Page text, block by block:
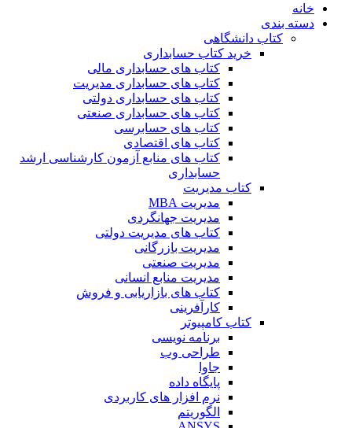
خانه
دسته بندی
کتاب دانشگاهی
خرید کتاب حسابداری
کتاب های حسابداری مالی
کتاب های حسابداری مدیریت
کتاب های حسابداری دولتی
کتاب های حسابداری صنعتی
کتاب های حسابرسی
کتاب های اقتصادی
کتاب های منابع آزمون کارشناسی ارشد
حسابداری
کتاب مدیریت
مدیریت MBA
مدیریت جهانگردی
کتاب های مدیریت دولتی
مدیریت بازرگانی
مدیریت صنعتی
مدیریت منابع انسانی
کتاب های بازاریابی و فروش
کارآفرینی
کتاب کامپیوتر
برنامه نویسی
طراحی وب
جاوا
پایگاه داده
نرم افزار های کاربردی
الگوریتم